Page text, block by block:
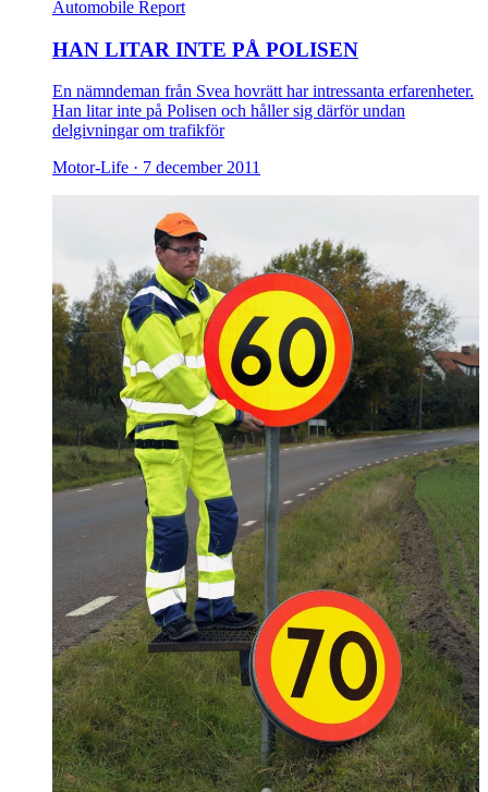
Automobile Report
HAN LITAR INTE PÅ POLISEN
En nämndeman från Svea hovrätt har intressanta erfarenheter.
Han litar inte på Polisen och håller sig därför undan
delgivningar om trafikför
Motor-Life · 7 december 2011